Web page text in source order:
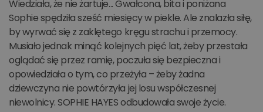
Wiedziała, że nie żartuje... Gwałcona, bita i poniżana
Sophie spędziła sześć miesięcy w piekle. Ale znalazła siłę,
by wyrwać się z zaklętego kręgu strachu i przemocy.
Musiało jednak minąć kolejnych pięć lat, żeby przestała
oglądać się przez ramię, poczuła się bezpieczna i
opowiedziała o tym, co przeżyła – żeby żadna
dziewczyna nie powtórzyła jej losu współczesnej
niewolnicy. SOPHIE HAYES odbudowała swoje życie.